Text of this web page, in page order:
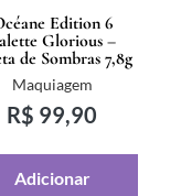
Edition 6
Glorious –
de Sombras 7,8g
Maquiagem
R$ 99,90
Adicionar